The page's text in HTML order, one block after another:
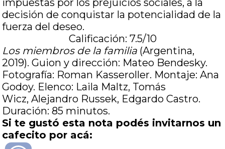
impuestas por los prejuicios sociales, a la
decisión de conquistar la potencialidad de la
fuerza del deseo.
Calificación: 7.5/10
Los miembros de la familia (Argentina,
2019). Guion y dirección: Mateo Bendesky.
Fotografía: Roman Kasseroller. Montaje: Ana
Godoy. Elenco: Laila Maltz, Tomás
Wicz, Alejandro Russek, Edgardo Castro.
Duración: 85 minutos.
Si te gustó esta nota podés invitarnos un
cafecito por acá: